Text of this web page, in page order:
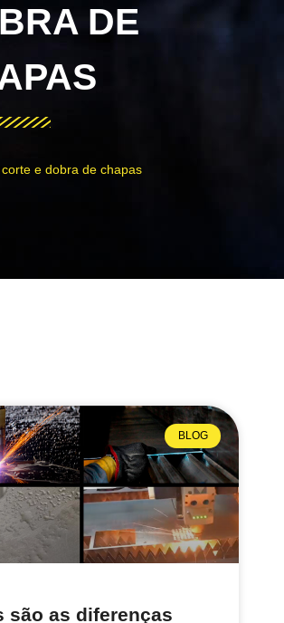
DE
corte e dobra de chapas
BLOG
são as diferenças